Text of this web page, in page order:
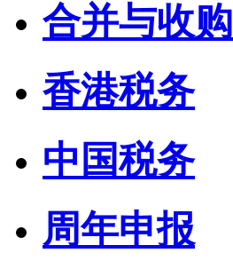
合并与收购
香港税务
中国税务
周年申报